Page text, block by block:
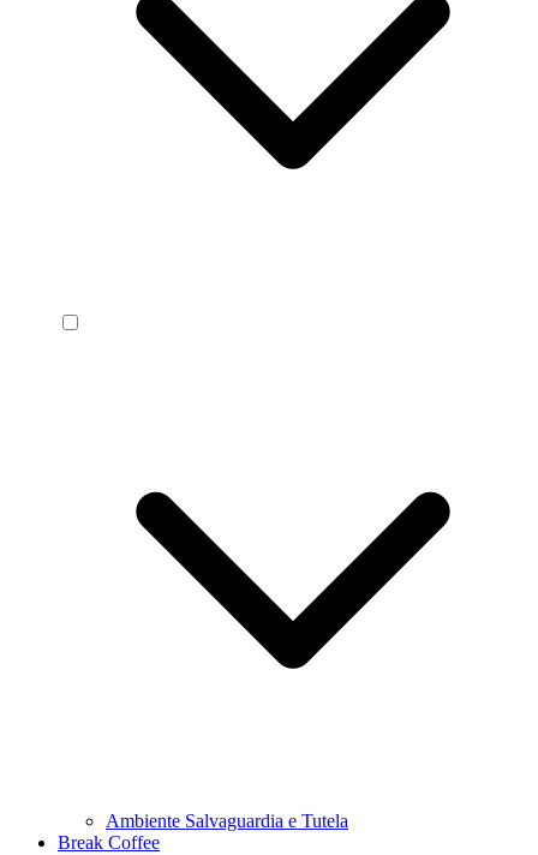
Ambiente Salvaguardia e Tutela
Break Coffee